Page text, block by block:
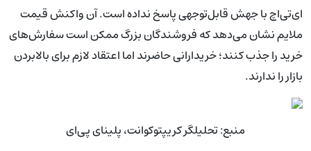
ای‌تی‌اچ با جهش قابل‌توجهی پاسخ نداده است. آن واکنش قیمت
ملایم نشان می‌دهد که فروشندگان بزرگ ممکن است سفارش‌های
خرید را جذب کنند؛ خریدارانی حاضرند اما اعتقاد لازم برای بالابردن
بازار را ندارند.
منبع: تحلیلگر کریپتوکوانت، پلینای پی‌ای